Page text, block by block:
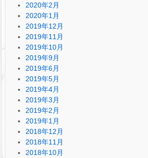
2020年2月
2020年1月
2019年12月
2019年11月
2019年10月
2019年9月
2019年6月
2019年5月
2019年4月
2019年3月
2019年2月
2019年1月
2018年12月
2018年11月
2018年10月